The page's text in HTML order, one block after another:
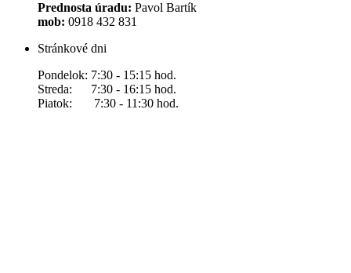
Prednosta úradu: Pavol Bartík
mob: 0918 432 831
Stránkové dni
Pondelok: 7:30 - 15:15 hod.
Streda: 7:30 - 16:15 hod.
Piatok: 7:30 - 11:30 hod.